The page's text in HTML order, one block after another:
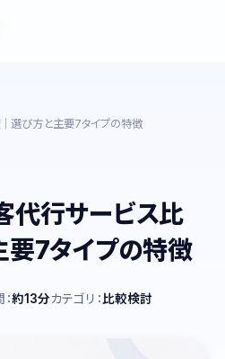
選び方と主要7タイプの特徴
代行サービス比
要7タイプの特徴
約13分カテゴリ： 比較検討